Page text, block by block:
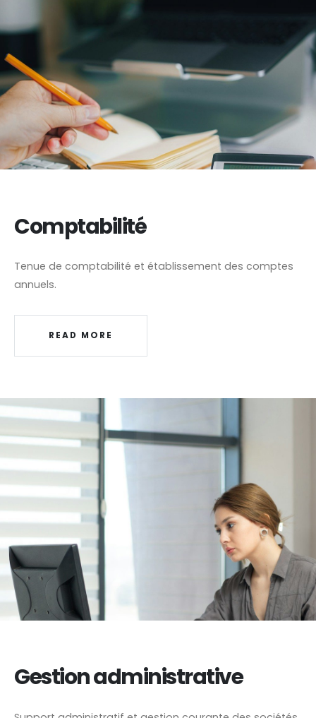
Comptabilité
Tenue de comptabilité et établissement des comptes
annuels.
READ MORE
Gestion administrative